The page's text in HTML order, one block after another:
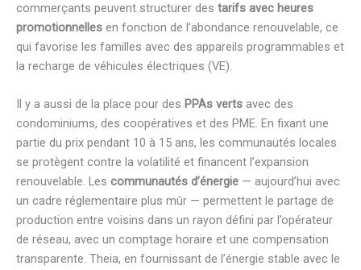
commerçants peuvent structurer des tarifs avec heures
promotionnelles en fonction de l’abondance renouvelable, ce
qui favorise les familles avec des appareils programmables et
la recharge de véhicules électriques (VE).
Il y a aussi de la place pour des PPAs verts avec des
condominiums, des coopératives et des PME. En fixant une
partie du prix pendant 10 à 15 ans, les communautés locales
se protègent contre la volatilité et financent l’expansion
renouvelable. Les communautés d’énergie — aujourd’hui avec
un cadre réglementaire plus mûr — permettent le partage de
production entre voisins dans un rayon défini par l’opérateur
de réseau, avec un comptage horaire et une compensation
transparente. Theia, en fournissant de l’énergie stable avec le